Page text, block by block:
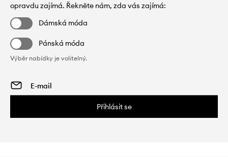
opravdu zajímá. Řekněte nám, zda vás zajímá:
Dámská móda
Pánská móda
Výběr nabídky je volitelný.
Přihlásit se